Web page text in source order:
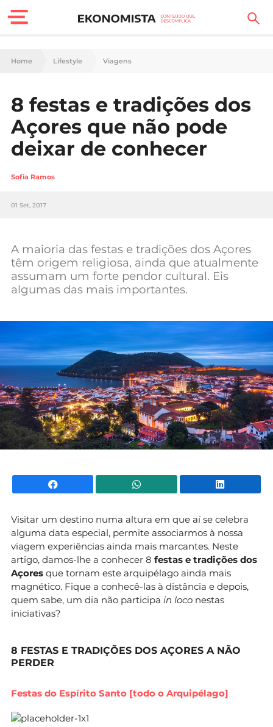
Finanças Pessoais
Carreira
Casa
Lifestyle
Sociedade
Negócios
Mundial 2026
Home Lifestyle Viagens
8 festas e tradições dos
Açores que não pode
deixar de conhecer
Sofia Ramos
01 Set, 2017
A maioria das festas e tradições dos Açores
têm origem religiosa, ainda que atualmente
assumam um forte pendor cultural. Eis
algumas das mais importantes.
Facebook WhatsApp
Visitar um destino numa altura em que aí se celebra
alguma data especial, permite associarmos à nossa
viagem experiências ainda mais marcantes. Neste
artigo, damos-lhe a conhecer 8 festas e tradições dos
Açores que tornam este arquipélago ainda mais
magnético. Fique a conhecê-las à distância e depois,
quem sabe, um dia não participa in loco nestas
iniciativas?
8 FESTAS E TRADIÇÕES DOS AÇORES A NÃO
PERDER
Festas do Espírito Santo [todo o Arquipélago]